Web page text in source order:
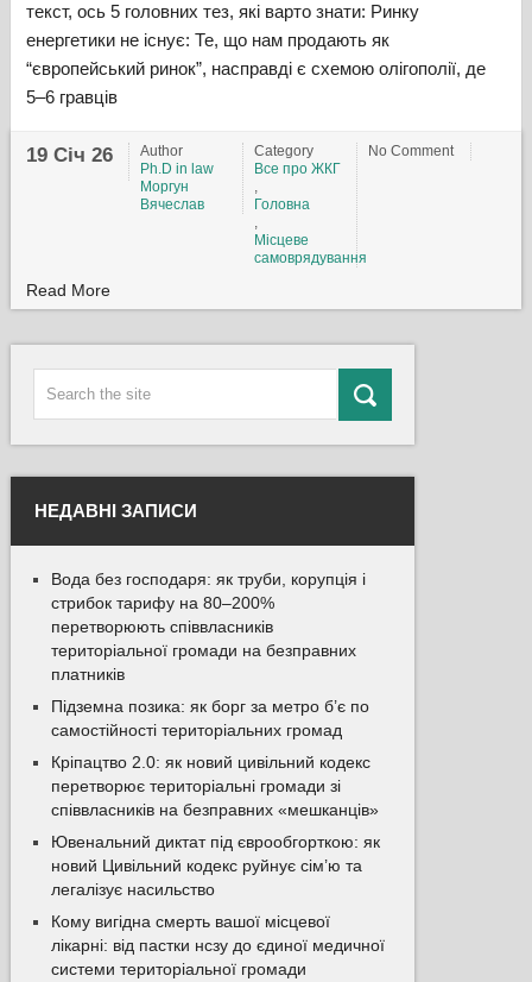
текст, ось 5 головних тез, які варто знати: Ринку
енергетики не існує: Те, що нам продають як
“європейський ринок”, насправді є схемою олігополії, де
5–6 гравців
19 Січ 26
Author
Ph.D in law
Моргун
Вячеслав
Category
Все про ЖКГ
,
Головна
,
Місцеве
самоврядування
No Comment
Read More
НЕДАВНІ ЗАПИСИ
Вода без господаря: як труби, корупція і
стрибок тарифу на 80–200%
перетворюють співвласників
територіальної громади на безправних
платників
Підземна позика: як борг за метро б’є по
самостійності територіальних громад
Кріпацтво 2.0: як новий цивільний кодекс
перетворює територіальні громади зі
співвласників на безправних «мешканців»
Ювенальний диктат під єврообгорткою: як
новий Цивільний кодекс руйнує сім’ю та
легалізує насильство
Кому вигідна смерть вашої місцевої
лікарні: від пастки нсзу до єдиної медичної
системи територіальної громади